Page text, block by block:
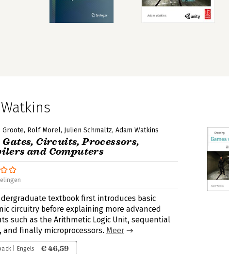
Groote Rolf Morel Julien Schmaltz Adam Watkins
Circuits, Processors,
and Computers
textbook first introduces basic
circuitry before explaining more advanced
such as the Arithmetic Logic Unit, sequential
and finally microprocessors. Meer
| Engels € 46,59